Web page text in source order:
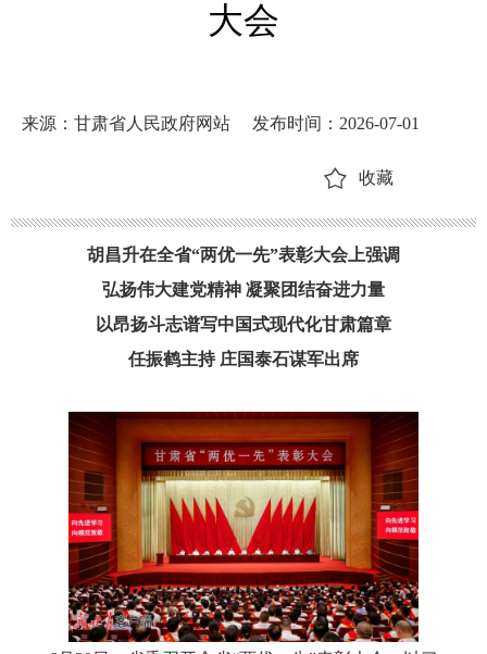
大会
来源：甘肃省人民政府网站 发布时间：2026-07-01
收藏
胡昌升在全省“两优一先”表彰大会上强调
弘扬伟大建党精神 凝聚团结奋进力量
以昂扬斗志谱写中国式现代化甘肃篇章
任振鹤主持 庄国泰石谋军出席